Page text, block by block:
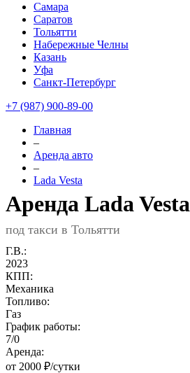
Самара
Саратов
Тольятти
Набережные Челны
Казань
Уфа
Санкт-Петербург
+7 (987) 900-89-00
Главная
–
Аренда авто
–
Lada Vesta
Аренда Lada Vesta
под такси в Тольятти
Г.В.:
2023
КПП:
Механика
Топливо:
Газ
График работы:
7/0
Аренда:
от 2000 ₽/сутки